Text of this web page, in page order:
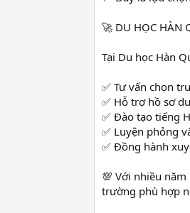
🚀 DU HỌC HÀN
Tại Du học Hàn
✅ Tư vấn chọn
✅ Hỗ trợ hồ sơ
✅ Đào tạo tiếng
✅ Luyện phỏng
✅ Đồng hành
💯 Với nhiều
trường phù hợp